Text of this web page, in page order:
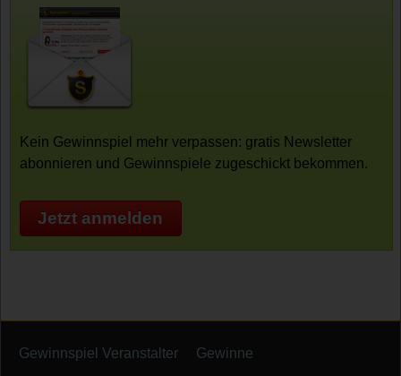
Kein Gewinnspiel mehr verpassen: gratis Newsletter
abonnieren und Gewinnspiele zugeschickt bekommen.
Jetzt anmelden
Gewinnspiel Veranstalter Gewinne